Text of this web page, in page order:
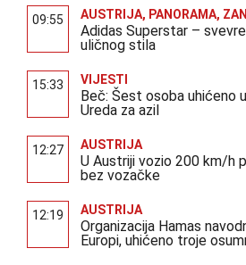
09:55 AUSTRIJA, PANORAMA,
Adidas Superstar –
uličnog stila
15:33 VIJESTI
Beč: Šest osoba uhićeno
Ureda za azil
12:27 AUSTRIJA
U Austriji vozio 200 km/h
bez vozačke
12:19 AUSTRIJA
Organizacija Hamas
Europi, uhićeno troje